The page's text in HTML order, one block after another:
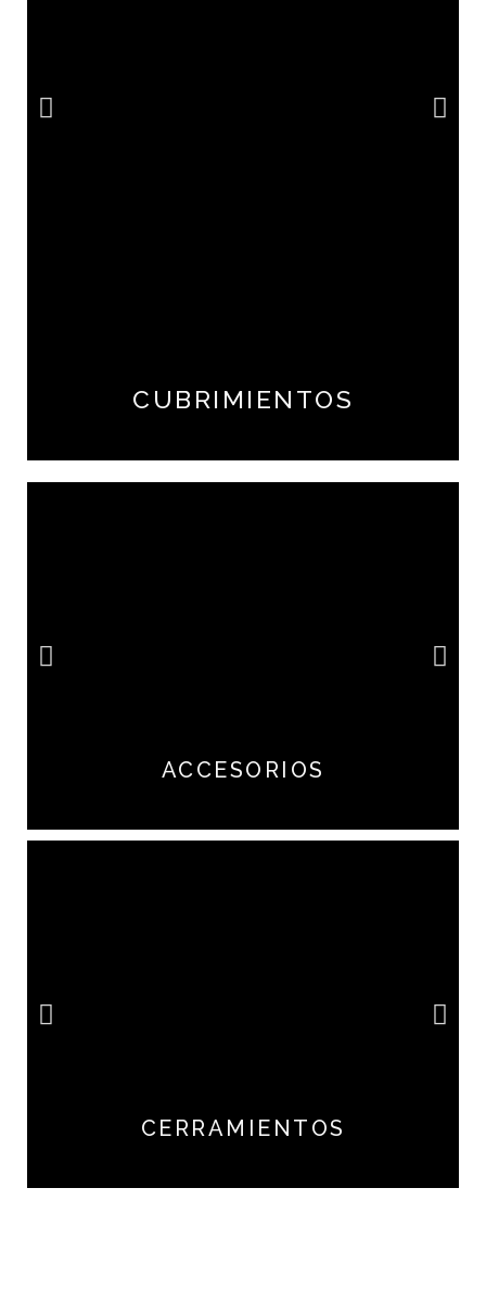
CUBRIMIENTOS
ACCESORIOS
CERRAMIENTOS